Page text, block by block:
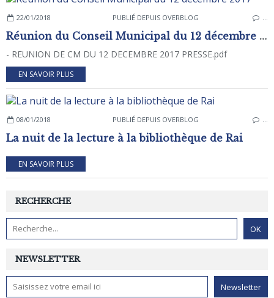
22/01/2018 PUBLIÉ DEPUIS OVERBLOG …
Réunion du Conseil Municipal du 12 décembre 2017
- REUNION DE CM DU 12 DECEMBRE 2017 PRESSE.pdf
EN SAVOIR PLUS
08/01/2018 PUBLIÉ DEPUIS OVERBLOG …
La nuit de la lecture à la bibliothèque de Rai
EN SAVOIR PLUS
NEWSLETTER
RECHERCHE